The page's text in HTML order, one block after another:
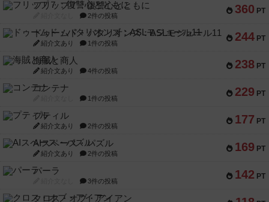
360 PT
フリップ７：復讐心とともに
2件の投稿
244 PT
ドゥームド・バタリオンズ：ASLモジュール11
紹介文あり 1件の投稿
238 PT
海賊と商人
紹介文あり 4件の投稿
229 PT
コンテナ
1件の投稿
177 PT
プティル
紹介文あり 2件の投稿
169 PT
AIスペース・パズル
紹介文あり 2件の投稿
142 PT
パーラ
3件の投稿
クロス・オブ・アイアン